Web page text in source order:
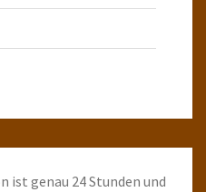
ist genau 24 Stunden und